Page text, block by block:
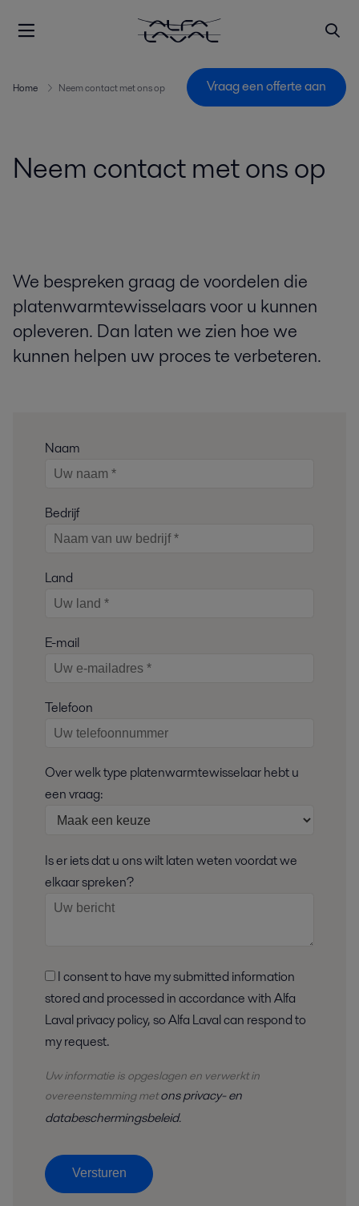
Home Neem contact met ons op Vraag een offerte aan
Neem contact met ons op
We bespreken graag de voordelen die
platenwarmtewisselaars voor u kunnen
opleveren. Dan laten we zien hoe we
kunnen helpen uw proces te verbeteren.
Naam
Bedrijf
Land
E-mail
Telefoon
Over welk type platenwarmtewisselaar hebt u
een vraag:
Is er iets dat u ons wilt laten weten voordat we
elkaar spreken?
stored and processed in accordance with Alfa
Laval privacy policy, so Alfa Laval can respond to
my request.
Uw informatie is opgeslagen en verwerktin
overeenstemming met ons privacy- en
databeschermingsbeleid.
Versturen